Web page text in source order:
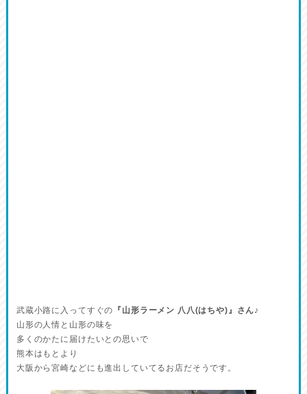
武蔵小路に入ってすぐの 『山形ラーメン 八八(はちや)』さん♪
山形の人情と山形の味を
多くのかたに届けたいとの思いで
熊本はもとより
大阪から宮崎などにも進出していてるお店だそうです。